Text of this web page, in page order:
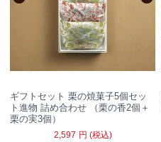
ギフトセット 栗の焼菓子5個セッ
ト進物 詰め合わせ （栗の香2個＋
栗の実3個）
2,597 円 (税込)